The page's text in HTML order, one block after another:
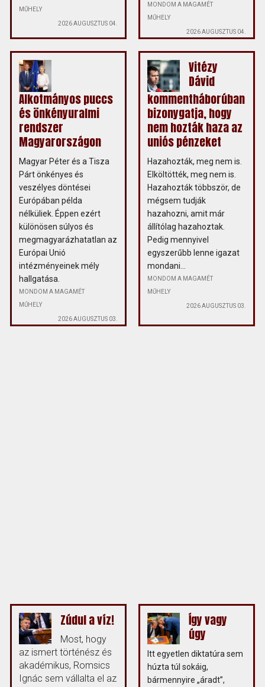
MŰHELY
2026 AUGUSZTUS 04.
MONDOM A MAGAMÉT
MŰHELY
2026 AUGUSZTUS 04.
Alkotmányos puccs
és önkényuralmi
rendszer
Magyarországon
Magyar Péter és a Tisza
Párt önkényes és
veszélyes döntései
Európában példa
nélküliek. Éppen ezért
különösen súlyos és
megmagyarázhatatlan az
Európai Unió
intézményeinek mély
hallgatása.
MONDOM A MAGAMÉT
MŰHELY
2026 AUGUSZTUS 03.
Vitézy
Dávid
kommentháborúban
bizonygatja, hogy
nem hozták haza az
uniós pénzeket
Hazahozták, meg nem is.
Elköltötték, meg nem is.
Hazahozták többször, de
mégsem tudják
hazahozni, amit már
állítólag hazahoztak.
Pedig mennyivel
egyszerűbb lenne igazat
mondani...
MONDOM A MAGAMÉT
MŰHELY
2026 AUGUSZTUS 03.
Zúdul a víz!
Most, hogy
az ismert történész és
akadémikus, Romsics
Ignác sem vállalta el az
Így vagy
úgy
Itt egyetlen diktatúra sem
húzta túl sokáig,
bármennyire „áradt”,